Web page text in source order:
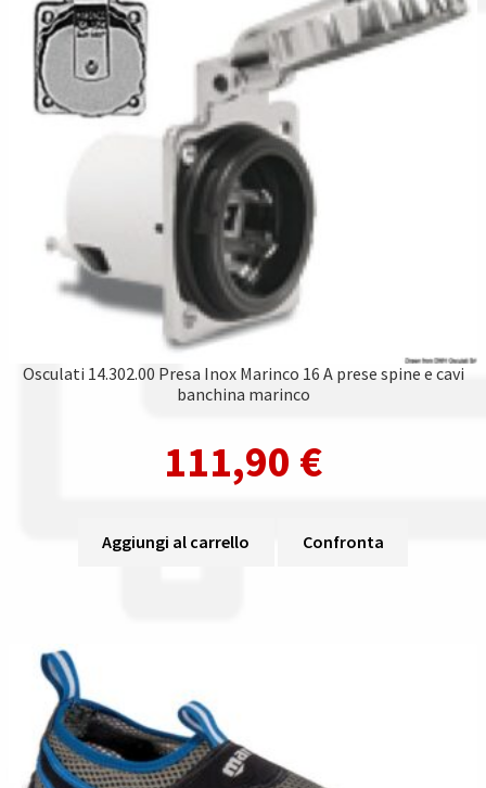
Osculati 14.302.00 Presa Inox Marinco 16 A prese spine e cavi
banchina marinco
111,90 €
Aggiungi al carrello Confronta